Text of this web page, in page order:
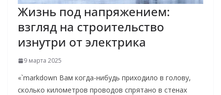
Жизнь под напряжением:
взгляд на строительство
изнутри от электрика
9 марта 2025
«`markdown Вам когда-нибудь приходило в голову,
сколько километров проводов спрятано в стенах